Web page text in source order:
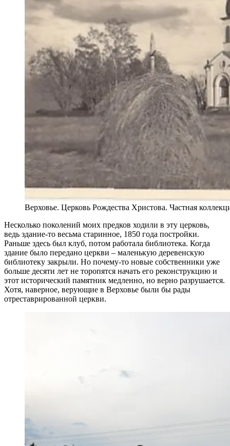
Верховье. Церковь Рождества Христова. Частная
Несколько поколений моих предков ходили в эту церковь,
ведь здание-то весьма старинное, 1850 года постройки.
Раньше здесь был клуб, потом работала библиотека. Когда
здание было передано церкви – маленькую деревенскую
библиотеку закрыли. Но почему-то новые собственники уже
больше десяти лет не торопятся начать его реконструкцию и
этот исторический памятник медленно, но верно разрушается.
Хотя, наверное, верующие в Верховье были бы рады
отреставрированной церкви.